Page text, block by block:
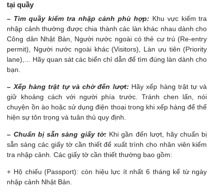
tại quầy
– Tìm quầy kiểm tra nhập cảnh phù hợp: Khu vực kiểm tra
nhập cảnh thường được chia thành các làn khác nhau dành cho
Công dân Nhật Bản, Người nước ngoài có thẻ cư trú (Re-entry
permit), Người nước ngoài khác (Visitors), Làn ưu tiên (Priority
lane),... Hãy quan sát các biển chỉ dẫn để tìm đúng làn dành cho
bạn.
– Xếp hàng trật tự và chờ đến lượt: Hãy xếp hàng trật tự và
giữ khoảng cách với người phía trước. Tránh chen lấn, nói
chuyện ồn ào hoặc sử dụng điện thoại trong khi xếp hàng để thể
hiện sự tôn trọng và tuân thủ quy định.
– Chuẩn bị sẵn sàng giấy tờ: Khi gần đến lượt, hãy chuẩn bị
sẵn sàng các giấy tờ cần thiết để xuất trình cho nhân viên kiểm
tra nhập cảnh. Các giấy tờ cần thiết thường bao gồm:
+ Hộ chiếu (Passport): còn hiệu lực ít nhất 6 tháng kể từ ngày
nhập cảnh Nhật Bản.